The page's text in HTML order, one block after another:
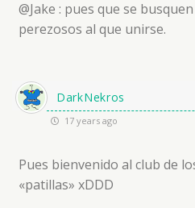
@Jake : pues que se
perezosos al que unirse.
DarkNekros
17 years ago
Pues bienvenido al club de
«patillas» xDDD